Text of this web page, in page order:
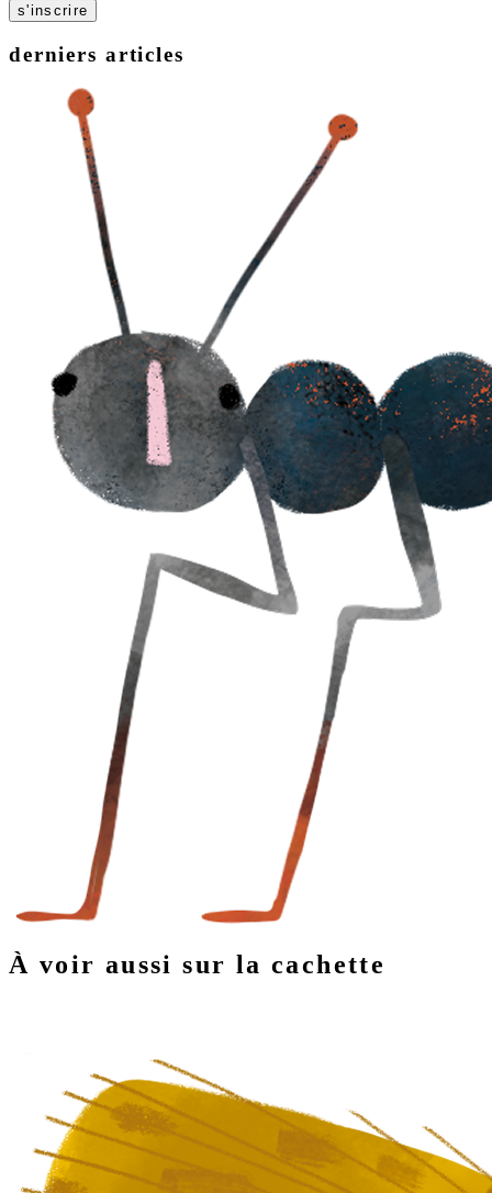
s'inscrire
derniers articles
À voir aussi sur la cachette